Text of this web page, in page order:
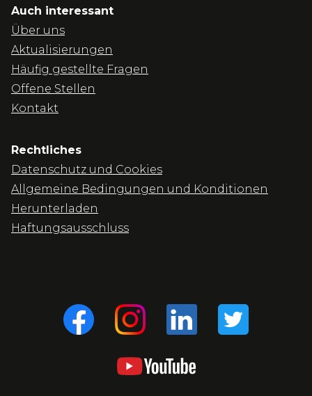
Auch interessant
Über uns
Aktualisierungen
Häufig gestellte Fragen
Offene Stellen
Kontakt
Rechtliches
Datenschutz und Cookies
Allgemeine Bedingungen und Konditionen
Herunterladen
Haftungsausschluss